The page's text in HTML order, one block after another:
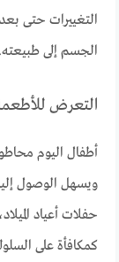
التغييرات حتى
الجسم إلى طبيعته.
التعرض
أطفال اليوم
ويسهل الوصول
حفلات أعياد
كمكافأة على